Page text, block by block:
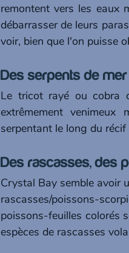
remontent vers les eaux
débarrasser de leurs
voir, bien que l'on puisse
Des serpents de mer
Le tricot rayé ou cobra
extrêmement
serpentant le long du
Des rascasses, des
Crystal Bay semble avoir
rascasses/poissons-
poissons-feuilles colorés
espèces de rascasses